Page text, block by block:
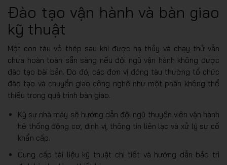
Đào tạo vận hành và bàn giao
kỹ thuật
Một con tàu vỏ thép sau khi được hạ thủy và chạy thử vẫn
chưa hoàn toàn sẵn sàng nếu đội ngũ vận hành không được
đào tạo bài bản. Do đó, các đơn vị đóng tàu thường tổ chức
đào tạo và chuyển giao công nghệ như một phần không thể
thiếu trong quá trình bàn giao.
Kỹ sư nhà máy sẽ hướng dẫn đội ngũ thuyền viên vận hành
hệ thống động cơ, định vị, thông tin liên lạc và xử lý sự cố
khẩn cấp.
Cung cấp tài liệu kỹ thuật chi tiết và hướng dẫn bảo trì